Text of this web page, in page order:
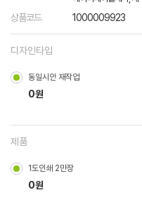
상품코드 1000009923
디자인타입
동일시안 재작업
0원
제품
1도인쇄 2만장
0원